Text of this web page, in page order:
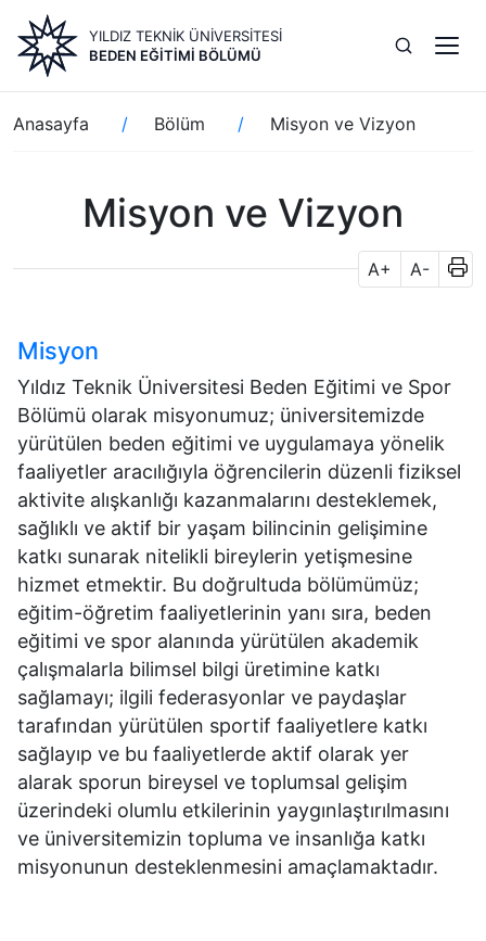
içeriğe
atla
YILDIZ TEKNİK ÜNİVERSİTESİ
BEDEN EĞITIMI BÖLÜMÜ
Sayfa
yolu
Anasayfa Bölüm Misyon ve Vizyon
Misyon ve Vizyon
A+ A-
Misyon
Yıldız Teknik Üniversitesi Beden Eğitimi ve Spor
Bölümü olarak misyonumuz; üniversitemizde
yürütülen beden eğitimi ve uygulamaya yönelik
faaliyetler aracılığıyla öğrencilerin düzenli fiziksel
aktivite alışkanlığı kazanmalarını desteklemek,
sağlıklı ve aktif bir yaşam bilincinin gelişimine
katkı sunarak nitelikli bireylerin yetişmesine
hizmet etmektir. Bu doğrultuda bölümümüz;
eğitim-öğretim faaliyetlerinin yanı sıra, beden
eğitimi ve spor alanında yürütülen akademik
çalışmalarla bilimsel bilgi üretimine katkı
sağlamayı; ilgili federasyonlar ve paydaşlar
tarafından yürütülen sportif faaliyetlere katkı
sağlayıp ve bu faaliyetlerde aktif olarak yer
alarak sporun bireysel ve toplumsal gelişim
üzerindeki olumlu etkilerinin yaygınlaştırılmasını
ve üniversitemizin topluma ve insanlığa katkı
misyonunun desteklenmesini amaçlamaktadır.